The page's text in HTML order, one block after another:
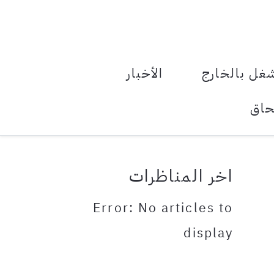
بالخارج
الأخبار
اخر المناظرات
Error: No articles to
display